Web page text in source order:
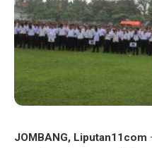
JOMBANG, Liputan11com